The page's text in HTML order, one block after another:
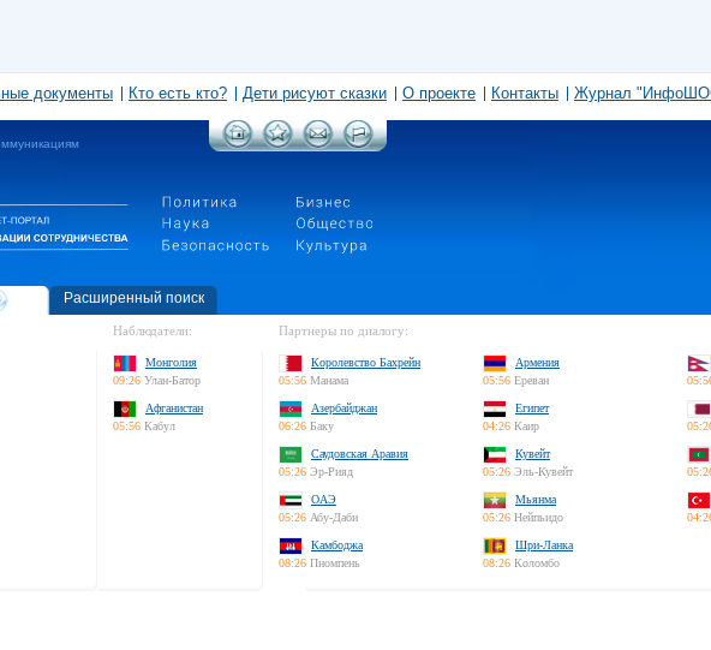
документы Кто есть кто? Дети рисуют сказки О проекте Контакты Журнал
Расширенный поиск
Наблюдатели:
Монголия
09:26 Улан-Батор
Афганистан
05:56 Кабул
Партнеры по диалогу:
Королевство Бахрейн
05:56 Манама
Армения
05:56 Ереван
Азербайджан
06:26 Баку
Египет
04:26 Каир
Саудовская Аравия
05:26 Эр-Рияд
Кувейт
05:26 Эль-Кувейт
ОАЭ
05:26 Абу-Даби
Мьянма
05:26 Нейпьидо
Камбоджа
08:26 Пномпень
Шри-Ланка
08:26 Коломбо